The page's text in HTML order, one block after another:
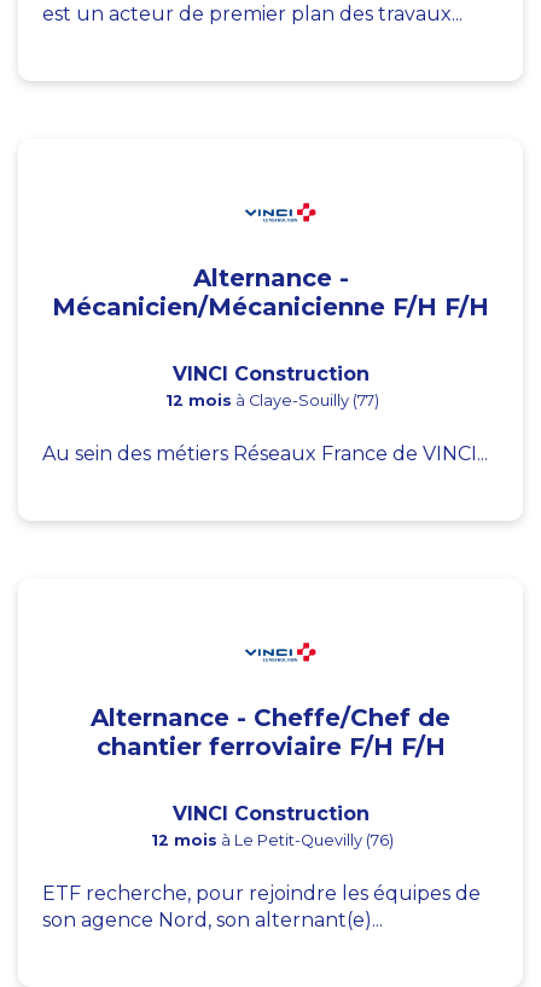
est un acteur de premier plan des travaux...
Alternance -
Mécanicien/Mécanicienne F/H F/H
VINCI Construction
12 mois à Claye-Souilly (77)
Au sein des métiers Réseaux France de VINCI...
Alternance - Cheffe/Chef de
chantier ferroviaire F/H F/H
VINCI Construction
12 mois à Le Petit-Quevilly (76)
ETF recherche, pour rejoindre les équipes de
son agence Nord, son alternant(e)...